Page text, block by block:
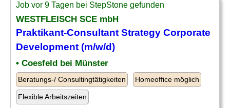
Job vor 9 Tagen bei StepStone gefunden
WESTFLEISCH SCE mbH
Praktikant-Consultant Strategy Corporate
Development (m/w/d)
• Coesfeld bei Münster
Beratungs-/ Consultingtätigkeiten Homeoffice möglich
Flexible Arbeitszeiten